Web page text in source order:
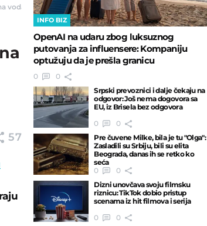
voda greje hiljade kvadrata - Telegraf Biznis
57
INFO BIZ
OpenAI na udaru zbog luksuznog
putovanja za influensere: Kompaniju
optužuju da je prešla granicu
0
0
Srpski prevoznici i dalje čekaju na
odgovor: Još nema dogovora sa
EU, iz Brisela bez odgovora
0
0
Pre čuvene Milke, bila je tu "Olga":
Zasladili su Srbiju, bili su elita
Beograda, danas ih se retko ko
seća
0
0
Dizni unovčava svoju filmsku
riznicu: TikTok dobio pristup
scenama iz hit filmova i serija
0
0